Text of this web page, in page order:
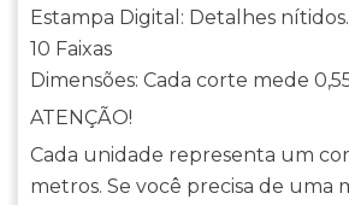
Estampa Digital: Detalhes nítidos.
10 Faixas
Dimensões: Cada corte mede
ATENÇÃO!
Cada unidade representa um
metros. Se você precisa de uma